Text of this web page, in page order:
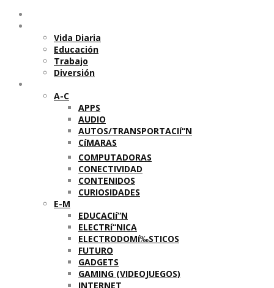
Vida Diaria
Educación
Trabajo
Diversión
A-C
APPS
AUDIO
AUTOS/TRANSPORTACIí“N
CíMARAS
COMPUTADORAS
CONECTIVIDAD
CONTENIDOS
CURIOSIDADES
E-M
EDUCACIí“N
ELECTRí“NICA
ELECTRODOMí‰STICOS
FUTURO
GADGETS
GAMING (VIDEOJUEGOS)
INTERNET